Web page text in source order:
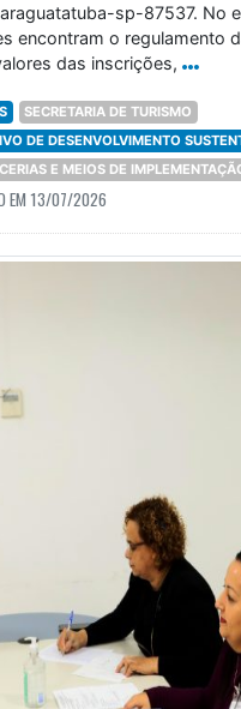
sp-87537. No
encontram o regulamento
das inscrições,
SECRETARIA DE TURISMO
DE DESENVOLVIMENTO
E MEIOS DE
EM 13/07/2026